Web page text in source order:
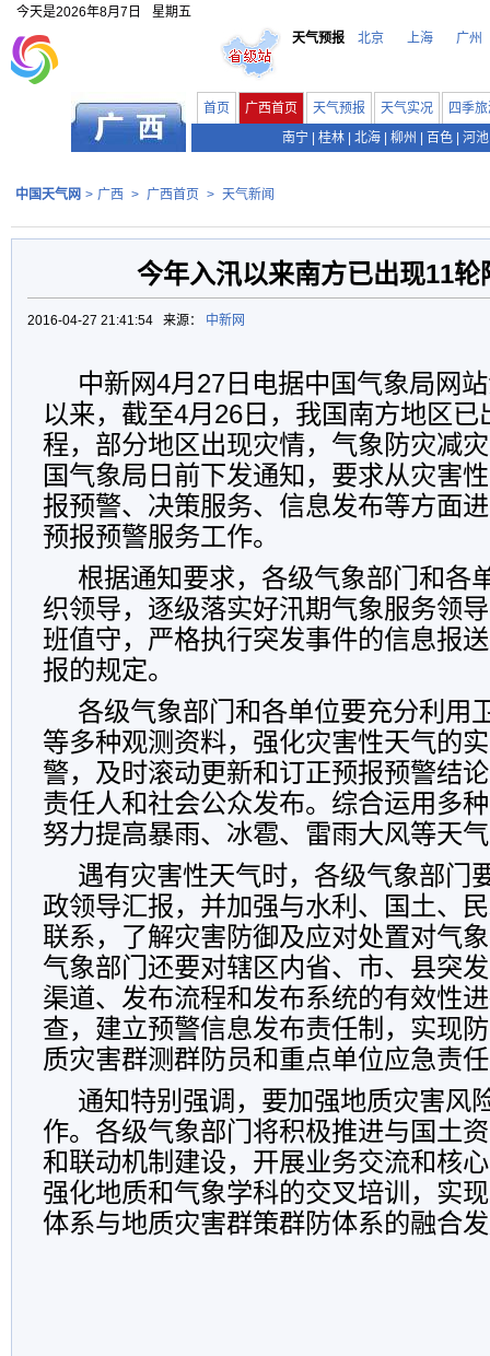
今天是2026年8月7日
星期五
天气预报
北京 上海 广州
首页 广西首页 天气预报 天气实况
四季
南宁
桂林 北海 柳州 百色 河池
中国天气网 > 广西 > 广西首页 > 天气新闻
今年入汛以来南方已出现11轮
2016-04-27 21:41:54 来源： 中新网
中新网4月27日电据中国气象局网
以来，截至4月26日，我国南方地区已
程，部分地区出现灾情，气象防灾减
国气象局日前下发通知，要求从灾害
报预警、决策服务、信息发布等方面
预报预警服务工作。
根据通知要求，各级气象部门和各
织领导，逐级落实好汛期气象服务领
班值守，严格执行突发事件的信息报
报的规定。
各级气象部门和各单位要充分利用
等多种观测资料，强化灾害性天气的
警，及时滚动更新和订正预报预警结
责任人和社会公众发布。综合运用多
努力提高暴雨、冰雹、雷雨大风等天
遇有灾害性天气时，各级气象部门
政领导汇报，并加强与水利、国土、
联系，了解灾害防御及应对处置对气
气象部门还要对辖区内省、市、县突
渠道、发布流程和发布系统的有效性
查，建立预警信息发布责任制，实现
质灾害群测群防员和重点单位应急责
通知特别强调，要加强地质灾害风
作。各级气象部门将积极推进与国土
和联动机制建设，开展业务交流和核
强化地质和气象学科的交叉培训，实
体系与地质灾害群策群防体系的融合